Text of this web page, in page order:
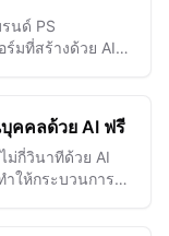
นด์ PS
มที่สร้างด้วย AI
คคลด้วย AI ฟรี
กี่วินาทีด้วย AI
ำให้กระบวนการ